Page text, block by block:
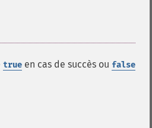
true en cas de succès ou false